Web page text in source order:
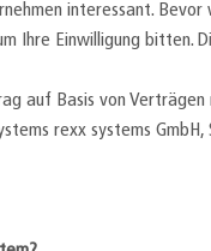
interessant.
Ihre Einwilligung bitten.
auf Basis von
rexx systems